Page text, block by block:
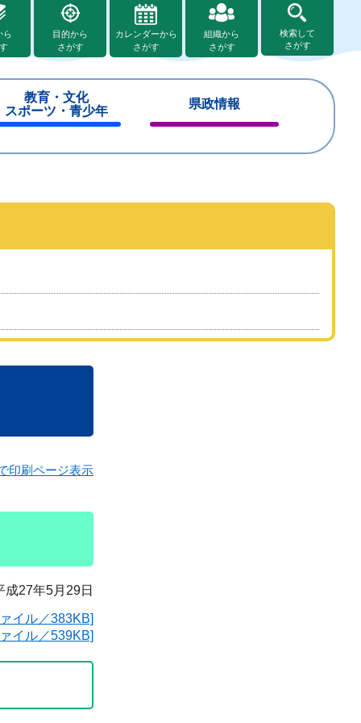
ら
目的から
さがす
カレンダーから
さがす
組織から
さがす
検索して
さがす
教育・文化
スポーツ・青少年
県政情報
じ
印刷ページ表示
成27年5月29日
イル／383KB]
イル／539KB]